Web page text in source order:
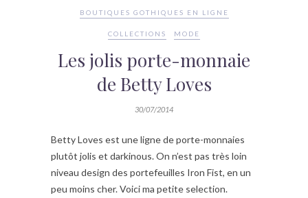
BOUTIQUES GOTHIQUES EN LIGNE
COLLECTIONS MODE
Les jolis porte-monnaie
de Betty Loves
30/07/2014
Betty Loves est une ligne de porte-monnaies
plutôt jolis et darkinous. On n’est pas très loin
niveau design des portefeuilles Iron Fist, en un
peu moins cher. Voici ma petite selection.